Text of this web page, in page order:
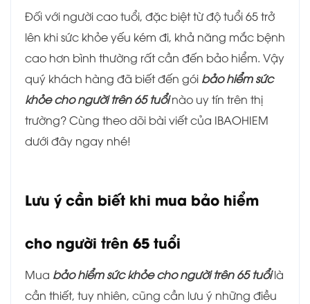
Đối với người cao tuổi, đặc biệt từ độ tuổi 65 trở
lên khi sức khỏe yếu kém đi, khả năng mắc bệnh
cao hơn bình thường rất cần đến bảo hiểm. Vậy
quý khách hàng đã biết đến gói bảo hiểm sức
khỏe cho người trên 65 tuổinào uy tín trên thị
trường? Cùng theo dõi bài viết của IBAOHIEM
dưới đây ngay nhé!
Lưu ý cần biết khi mua bảo hiểm
cho người trên 65 tuổi
Mua bảo hiểm sức khỏe cho người trên 65 tuổilà
cần thiết, tuy nhiên, cũng cần lưu ý những điều